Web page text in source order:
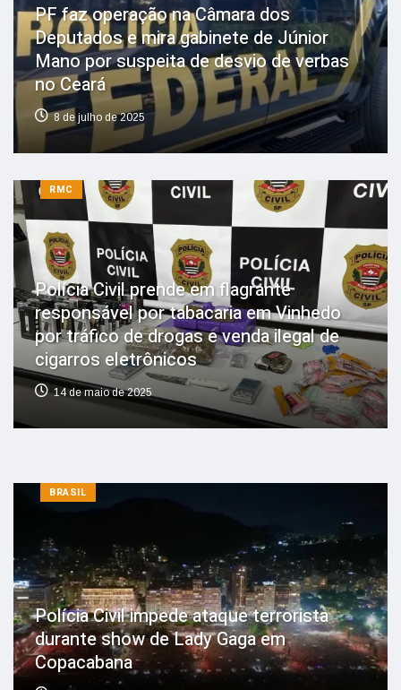
PF faz operação na Câmara dos
Deputados e mira gabinete de Júnior
Mano por suspeita de desvio de verbas
no Ceará
8 de julho de 2025
RMC
Polícia Civil prende em flagrante
responsável por tabacaria em Vinhedo
por tráfico de drogas e venda ilegal de
cigarros eletrônicos
14 de maio de 2025
BRASIL
Polícia Civil impede ataque terrorista
durante show de Lady Gaga em
Copacabana